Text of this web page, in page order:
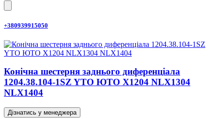
+380939915050
Конічна шестерня заднього диференціала
1204.38.104-1SZ YTO ЮТО X1204 NLX1304
NLX1404
Дізнатись у менеджера